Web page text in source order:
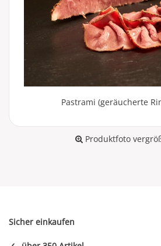
Pastrami (geräucherte
Produktfoto
Sicher einkaufen